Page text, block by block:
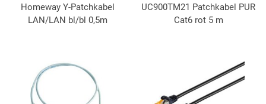
Homeway Y-Patchkabel
LAN/LAN bl/bl 0,5m
UC900TM21 Patchkabel PUR
Cat6 rot 5 m